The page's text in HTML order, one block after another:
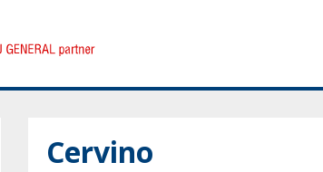
Cervino